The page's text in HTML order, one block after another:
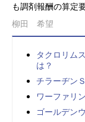
も調剤報酬の算定
柳田 希望
タクロリム
は？
チラーヂン
ワーファリ
ゴールデン